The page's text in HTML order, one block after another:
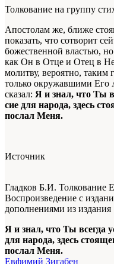
Толкование на группу
Апостолам же, ближе
показать, что сотворит
божественной властью,
как Он в Отце и Отец в
молитву, вероятно,
только окружавшими Его
сказал: Я и знал, что Ты
сие для народа, здесь
послал Меня.
Источник
Гладков Б.И. Толкование
Воспроизведение с
дополнениями из издания
Я и знал, что Ты всегда
для народа, здесь
послал Меня.
Евфимий Зигабен